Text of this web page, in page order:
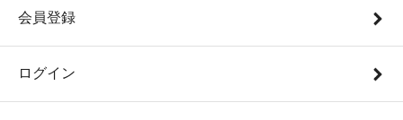
会員登録
ログイン